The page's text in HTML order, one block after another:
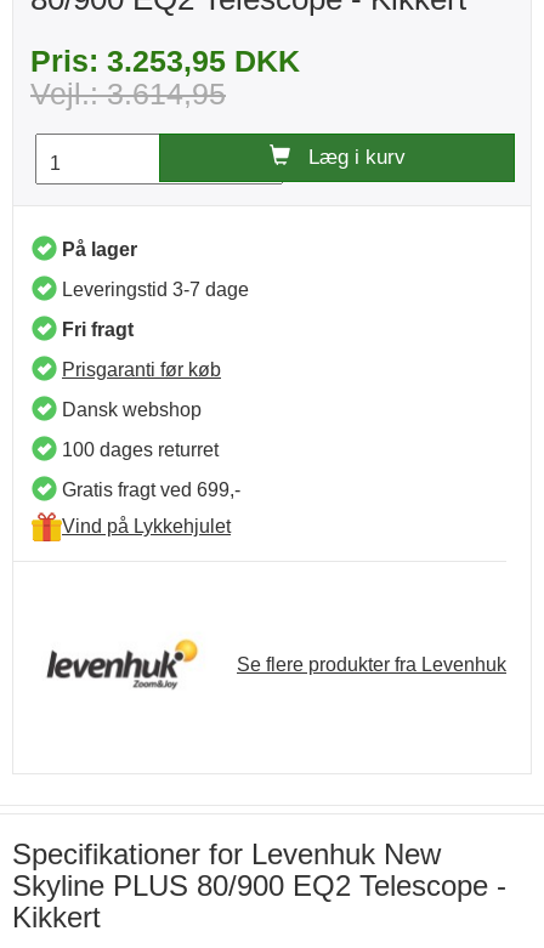
Pris: 3.253,95 DKK
Vejl.: 3.614,95
Læg i kurv
På lager
Leveringstid 3-7 dage
Fri fragt
Prisgaranti før køb
Dansk webshop
100 dages returret
Gratis fragt ved 699,-
Vind på Lykkehjulet
Se flere produkter fra Levenhuk
Specifikationer for Levenhuk New
Skyline PLUS 80/900 EQ2 Telescope -
Kikkert